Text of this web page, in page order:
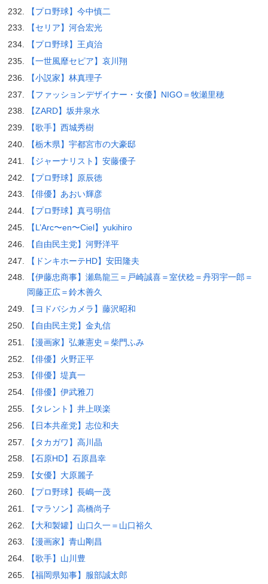
【プロ野球】今中慎二
【セリア】河合宏光
【プロ野球】王貞治
【一世風靡セピア】哀川翔
【小説家】林真理子
【ファッションデザイナー・女優】NIGO＝牧瀬里穂
【ZARD】坂井泉水
【歌手】西城秀樹
【栃木県】宇都宮市の大豪邸
【ジャーナリスト】安藤優子
【プロ野球】原辰徳
【俳優】あおい輝彦
【プロ野球】真弓明信
【L’Arc〜en〜Ciel】yukihiro
【自由民主党】河野洋平
【ドンキホーテHD】安田隆夫
【伊藤忠商事】瀬島龍三＝戸崎誠喜＝室伏稔＝丹羽宇一郎＝
岡藤正広＝鈴木善久
【ヨドバシカメラ】藤沢昭和
【自由民主党】金丸信
【漫画家】弘兼憲史＝柴門ふみ
【俳優】火野正平
【俳優】堤真一
【俳優】伊武雅刀
【タレント】井上咲楽
【日本共産党】志位和夫
【タカガワ】高川晶
【石原HD】石原昌幸
【女優】大原麗子
【プロ野球】長嶋一茂
【マラソン】高橋尚子
【大和製罐】山口久一＝山口裕久
【漫画家】青山剛昌
【歌手】山川豊
【福岡県知事】服部誠太郎